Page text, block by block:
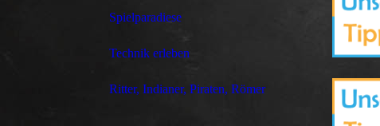
Spielparadiese
Technik erleben
Ritter, Indianer, Piraten, Römer